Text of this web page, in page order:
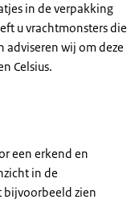
in de verpakking
u vrachtmonsters die
adviseren wij om deze
Celsius.
een erkend en
in de
bijvoorbeeld zien